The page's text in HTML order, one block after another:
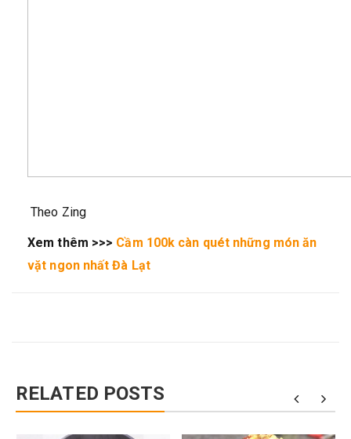
Theo Zing
Xem thêm >>> Cầm 100k càn quét những món ăn
vặt ngon nhất Đà Lạt
RELATED POSTS